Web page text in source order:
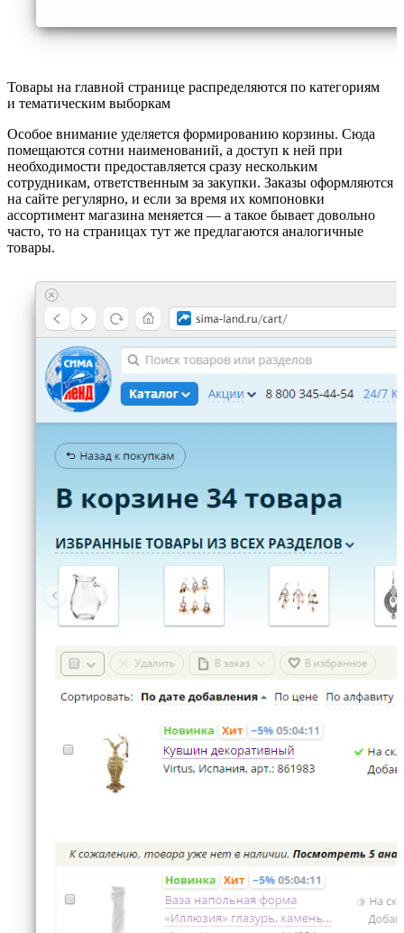
Товары на главной странице распределяются по категориям
и тематическим выборкам
Особое внимание уделяется формированию корзины. Сюда
помещаются сотни наименований, а доступ к ней при
необходимости предоставляется сразу нескольким
сотрудникам, ответственным за закупки. Заказы оформляются
на сайте регулярно, и если за время их компоновки
ассортимент магазина меняется — а такое бывает довольно
часто, то на страницах тут же предлагаются аналогичные
товары.